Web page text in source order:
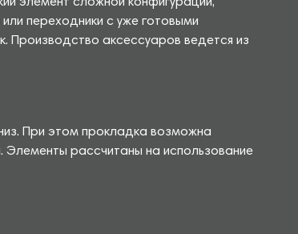
переходники с уже готовыми
Производство аксессуаров ведется из
При этом прокладка возможна
Элементы рассчитаны на использование